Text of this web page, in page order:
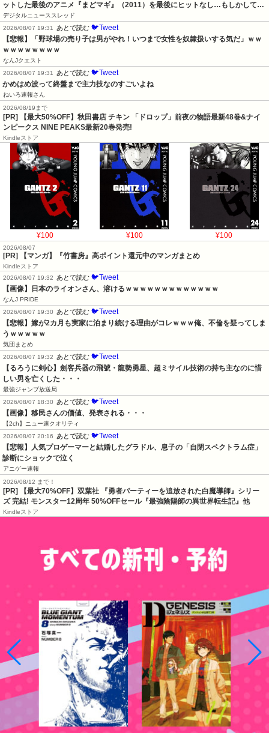
ットした最後のアニメ『まどマギ』（2011）を最後にヒットなし…もしかして…
デジタルニューススレッド
2026/08/07 19:31
あとで読む 🐦Tweet
【悲報】「野球場の売り子は男がやれ！いつまで女性を奴隷扱いする気だ」ｗｗ
ｗｗｗｗｗｗｗｗ
なんJクエスト
2026/08/07 19:31
あとで読む 🐦Tweet
かめはめ波って終盤まで主力技なのすごいよね
ねいろ速報さん
2026/08/19まで
[PR] 【最大50%OFF】秋田書店 チキン 「ドロップ」前夜の物語最新48巻&ナイ
ンピークス NINE PEAKS最新20巻発売!
Kindleストア
¥100 ¥100 ¥100
2026/08/07
[PR] 【マンガ】『竹書房』高ポイント還元中のマンガまとめ
Kindleストア
2026/08/07 19:32
あとで読む 🐦Tweet
【画像】日本のライオンさん、溶けるｗｗｗｗｗｗｗｗｗｗｗｗｗ
なんJ PRIDE
2026/08/07 19:30
あとで読む 🐦Tweet
【悲報】嫁が2カ月も実家に泊まり続ける理由がコレｗｗｗ俺、不倫を疑ってしま
うｗｗｗｗｗ
気団まとめ
2026/08/07 19:32
あとで読む 🐦Tweet
【るろうに剣心】劍客兵器の飛號・龍勢勇星、超ミサイル技術の持ち主なのに惜
しい男を亡くした・・・
最強ジャンプ放送局
2026/08/07 18:30
あとで読む 🐦Tweet
【画像】移民さんの価値、発表される・・・
【2ch】ニュー速クオリティ
2026/08/07 20:16
あとで読む 🐦Tweet
【悲報】人気プロゲーマーと結婚したグラドル、息子の「自閉スペクトラム症」
診断にショックで泣く
アニゲー速報
2026/08/12 まで！
[PR] 【最大70%OFF】双葉社 『勇者パーティーを追放された白魔導師』シリー
ズ 完結! モンスター12周年 50%OFFセール『最強陰陽師の異世界転生記』他
Kindleストア